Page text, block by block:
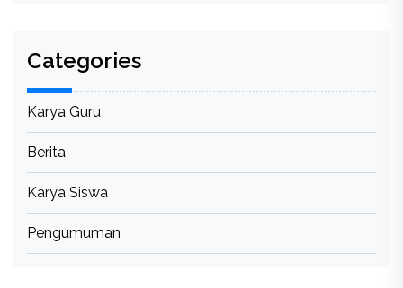
Categories
Karya Guru
Berita
Karya Siswa
Pengumuman